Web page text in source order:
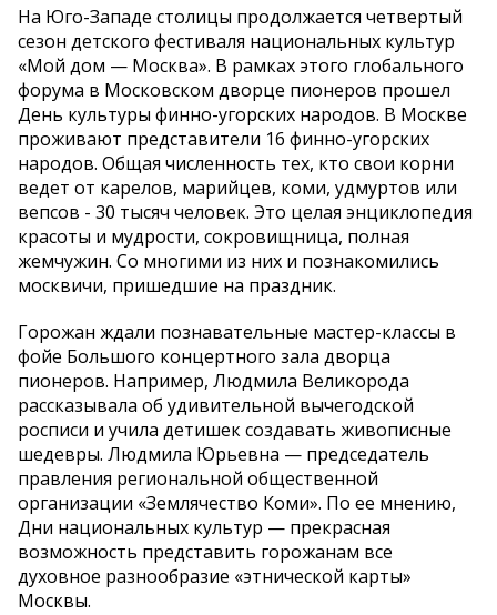
На Юго-Западе столицы продолжается четвертый
сезон детского фестиваля национальных культур
«Мой дом — Москва». В рамках этого глобального
форума в Московском дворце пионеров прошел
День культуры финно-угорских народов. В Москве
проживают представители 16 финно-угорских
народов. Общая численность тех, кто свои корни
ведет от карелов, марийцев, коми, удмуртов или
вепсов - 30 тысяч человек. Это целая энциклопедия
красоты и мудрости, сокровищница, полная
жемчужин. Со многими из них и познакомились
москвичи, пришедшие на праздник.
Горожан ждали познавательные мастер-классы в
фойе Большого концертного зала дворца
пионеров. Например, Людмила Великорода
рассказывала об удивительной вычегодской
росписи и учила детишек создавать живописные
шедевры. Людмила Юрьевна — председатель
правления региональной общественной
организации «Землячество Коми». По ее мнению,
Дни национальных культур — прекрасная
возможность представить горожанам все
духовное разнообразие «этнической карты»
Москвы.